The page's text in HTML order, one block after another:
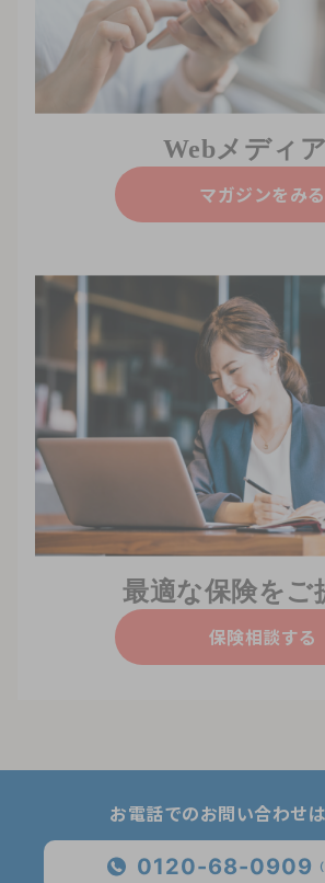
Webメディア
マガジンをみる
最適な保険をご
保険相談する
お電話でのお問い合わせ
0120-68-0909